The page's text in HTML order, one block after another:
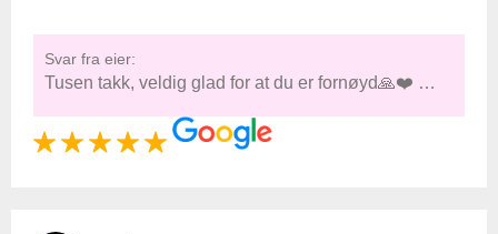
Svar fra eier:
Tusen takk, veldig glad for at du er fornøyd🙏❤️ …